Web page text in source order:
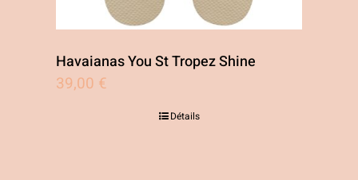
Havaianas You St Tropez Shine
39,00 €
Détails